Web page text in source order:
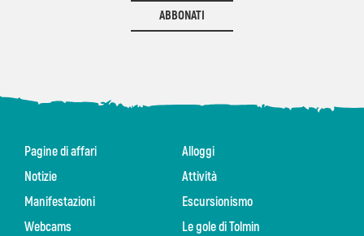
ABBONATI
Pagine di affari
Notizie
Manifestazioni
Webcams
Alloggi
Attività
Escursionismo
Le gole di Tolmin